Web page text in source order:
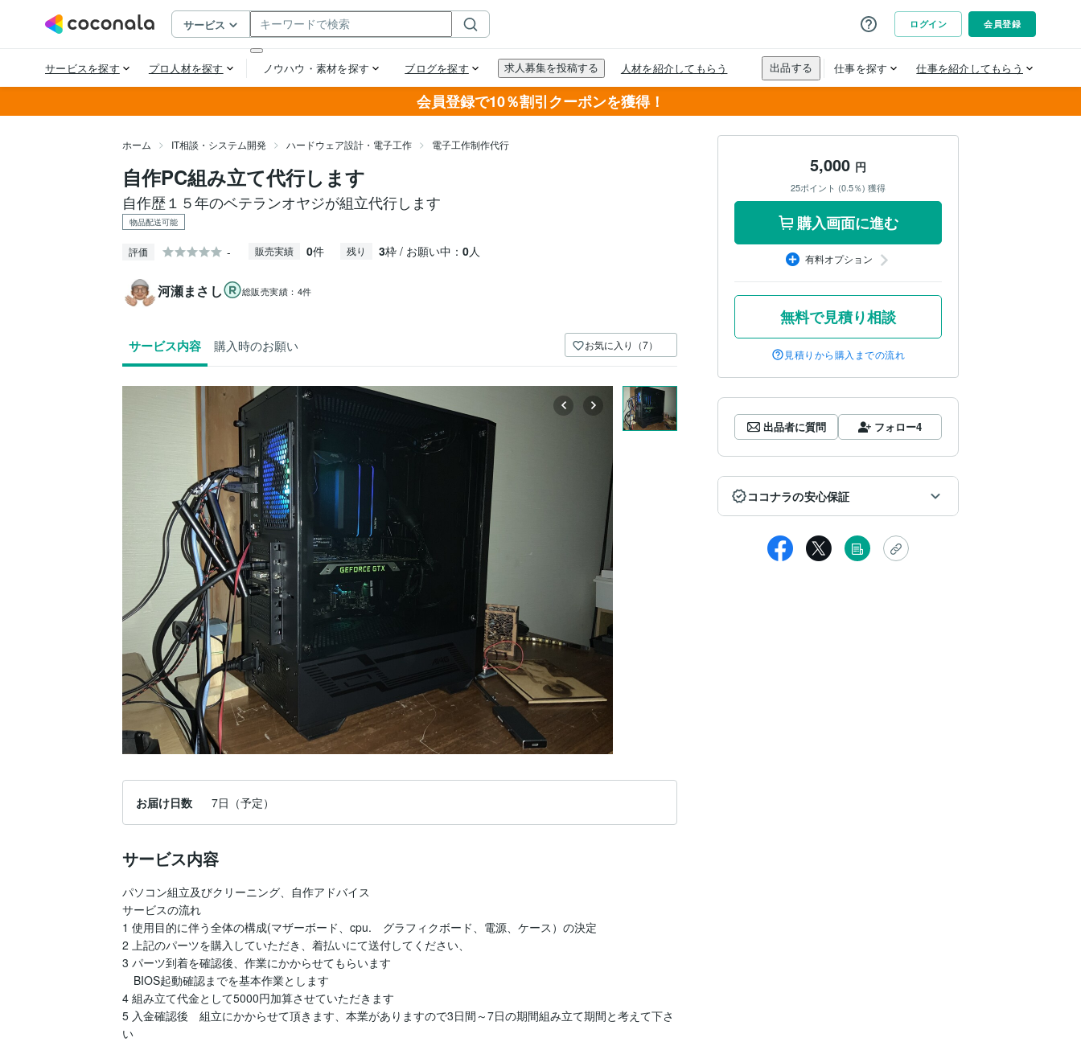
会員登録で10％割引クーポンを獲得！
ホーム IT相談・システム開発 ハードウェア設計・電子工作 電子工作制作代行
自作PC組み立て代行します
自作歴１５年のベテランオヤジが組立代行します
物品配送可能
評価 - 販売実績 0件 残り 3枠 / お願い中： 0人
河瀬まさし 総販売実績： 4件
サービス内容 購入時のお願い お気に入り（7）
お届け日数 7日（予定）
サービス内容
パソコン組立及びクリーニング、自作アドバイス
サービスの流れ
1 使用目的に伴う全体の構成(マザーボード、cpu.　グラフィクボード、電源、ケース）の決定
2 上記のパーツを購入していただき、着払いにて送付してください、
3 パーツ到着を確認後、作業にかからせてもらいます
BIOS起動確認までを基本作業とします
4 組み立て代金として5000円加算させていただきます
5 入金確認後　組立にかからせて頂きます、本業がありますので3日間～7日の期間組み立て期間と考えて下さ
い
5,000 円
25ポイント (0.5％) 獲得
購入画面に進む
有料オプション
無料で見積り相談
見積りから購入までの流れ
出品者に質問 フォロー4
ココナラの安心保証